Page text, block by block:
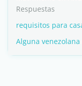
Respuestas
requisitos para
Alguna